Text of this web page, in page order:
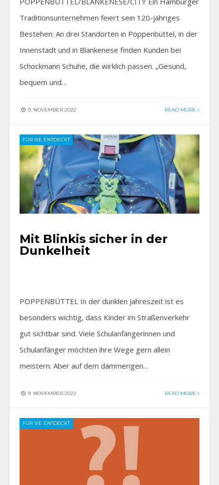
Traditionsunter­nehmen feiert sein 120-jähriges
Bestehen: An drei Standorten in Poppenbüttel, in der
Innenstadt und in Blankenese finden Kunden bei
Schockmann Schuhe, die wirklich passen. „Gesund,
bequem und…
9. NOVEMBER 2022 READ MORE
FÜR SIE ENTDECKT
Mit Blinkis sicher in der
Dunkelheit
POPPENBÜTTEL In der dunklen Jahreszeit ist es
besonders wichtig, dass Kinder im Straßenverkehr
gut sichtbar sind. Viele Schulanfängerinnen und
Schulanfänger möchten ihre Wege gern allein
meistern. Aber auf dem dämmerigen…
9. NOVEMBER 2022 READ MORE
FÜR SIE ENTDECKT